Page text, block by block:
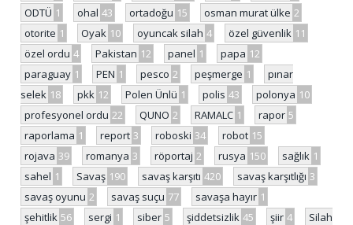
ODTÜ 1 ohal 43 ortadoğu 15 osman murat ülke 2
otorite 1 Oyak 10 oyuncak silah 4 özel güvenlik 11
özel ordu 4 Pakistan 12 panel 1 papa 12
paraguay 1 PEN 1 pesco 2 peşmerge 1
pınar
selek 18 pkk 12 Polen Ünlü 1 polis 43 polonya 10
profesyonel ordu 22 QUNO 2 RAMALC 1 rapor 5
raporlama 1 report 3 roboski 34 robot 15
rojava 39 romanya 3 röportaj 2 rusya 150 sağlık 1
sahel 1 Savaş 190 savaş karşıtı 420 savaş karşıtlığı 3
savaş oyunu 2 savaş suçu 77 savaşa hayır 1
şehitlik 56 sergi 1 siber 5 şiddetsizlik 45 şiir 4
Silah